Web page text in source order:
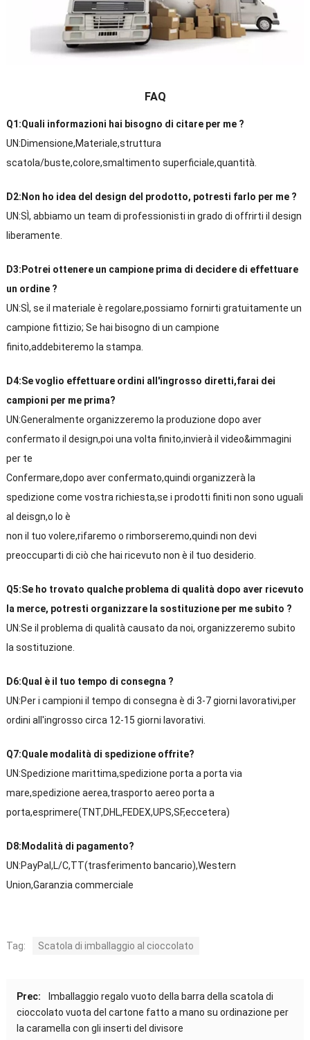
FAQ
Q1:Quali informazioni hai bisogno di citare per me ?
UN:Dimensione,Materiale,struttura
scatola/buste,colore,smaltimento superficiale,quantità.
D2:Non ho idea del design del prodotto, potresti farlo per me ?
UN:SÌ, abbiamo un team di professionisti in grado di offrirti il ​​design
liberamente.
D3:Potrei ottenere un campione prima di decidere di effettuare
un ordine ?
UN:SÌ, se il materiale è regolare,possiamo fornirti gratuitamente un
campione fittizio; Se hai bisogno di un campione
finito,addebiteremo la stampa.
D4:Se voglio effettuare ordini all'ingrosso diretti,farai dei
campioni per me prima?
UN:Generalmente organizzeremo la produzione dopo aver
confermato il design,poi una volta finito,invierà il video&immagini
per te
Confermare,dopo aver confermato,quindi organizzerà la
spedizione come vostra richiesta,se i prodotti finiti non sono uguali
al deisgn,o lo è
non il tuo volere,rifaremo o rimborseremo,quindi non devi
preoccuparti di ciò che hai ricevuto non è il tuo desiderio.
Q5:Se ho trovato qualche problema di qualità dopo aver ricevuto
la merce, potresti organizzare la sostituzione per me subito ?
UN:Se il problema di qualità causato da noi, organizzeremo subito
la sostituzione.
D6:Qual è il tuo tempo di consegna ?
UN:Per i campioni il tempo di consegna è di 3-7 giorni lavorativi,per
ordini all'ingrosso circa 12-15 giorni lavorativi.
Q7:Quale modalità di spedizione offrite?
UN:Spedizione marittima,spedizione porta a porta via
mare,spedizione aerea,trasporto aereo porta a
porta,esprimere(TNT,DHL,FEDEX,UPS,SF,eccetera)
D8:Modalità di pagamento?
UN:PayPal,L/C,TT(trasferimento bancario),Western
Union,Garanzia commerciale
Tag: Scatola di imballaggio al cioccolato
Prec:
Imballaggio regalo vuoto della barra della scatola di
cioccolato vuota del cartone fatto a mano su ordinazione per
la caramella con gli inserti del divisore